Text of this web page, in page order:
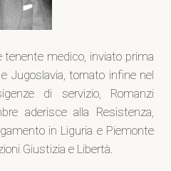
tenente medico, inviato prima
Jugoslavia, tornato infine nel
di servizio, Romanzi
aderisce alla Resistenza,
in Liguria e Piemonte
Giustizia e Libertà.